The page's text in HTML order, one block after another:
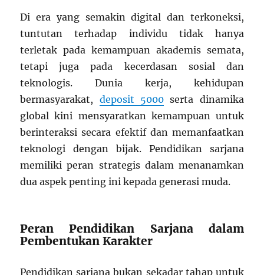
Di era yang semakin digital dan terkoneksi,
tuntutan terhadap individu tidak hanya
terletak pada kemampuan akademis semata,
tetapi juga pada kecerdasan sosial dan
teknologis. Dunia kerja, kehidupan
bermasyarakat, deposit 5000 serta dinamika
global kini mensyaratkan kemampuan untuk
berinteraksi secara efektif dan memanfaatkan
teknologi dengan bijak. Pendidikan sarjana
memiliki peran strategis dalam menanamkan
dua aspek penting ini kepada generasi muda.
Peran Pendidikan Sarjana dalam
Pembentukan Karakter
Pendidikan sarjana bukan sekadar tahap untuk